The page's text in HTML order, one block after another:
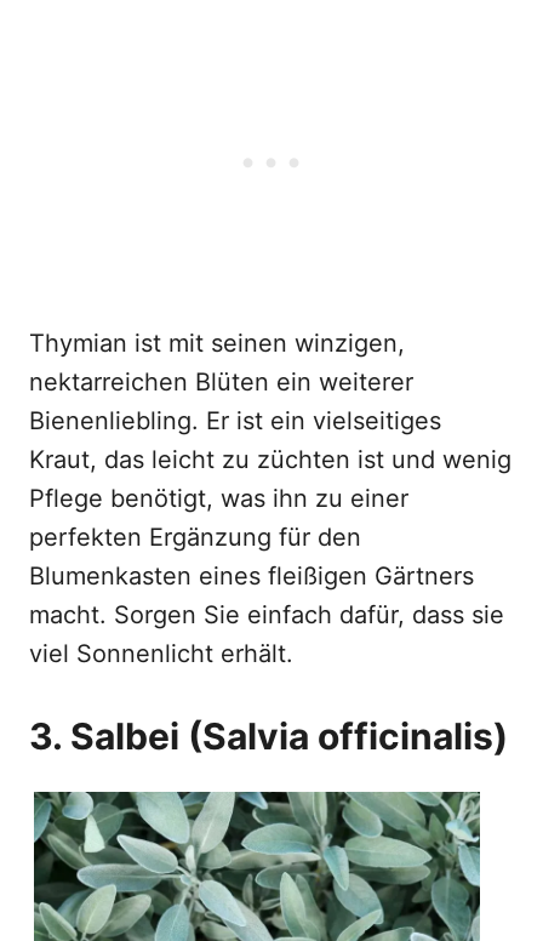
Thymian ist mit seinen winzigen,
nektarreichen Blüten ein weiterer
Bienenliebling. Er ist ein vielseitiges
Kraut, das leicht zu züchten ist und wenig
Pflege benötigt, was ihn zu einer
perfekten Ergänzung für den
Blumenkasten eines fleißigen Gärtners
macht. Sorgen Sie einfach dafür, dass sie
viel Sonnenlicht erhält.
3. Salbei (Salvia officinalis)